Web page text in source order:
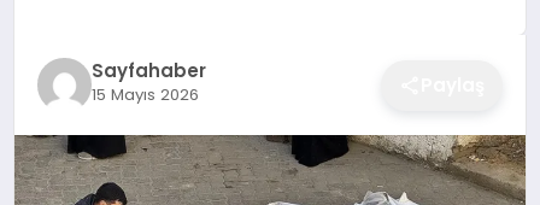
EĞITIM
EKONOMI
Sayfahaber
15 Mayıs 2026